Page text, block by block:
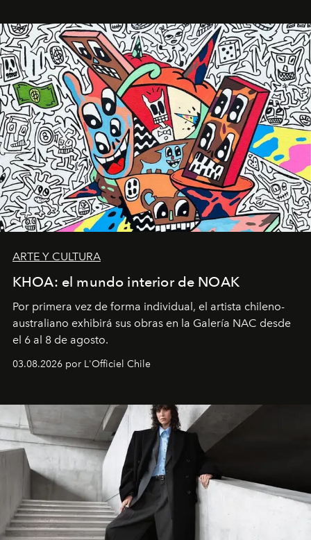
ARTE Y CULTURA
KHOA: el mundo interior de NOAK
Por primera vez de forma individual, el artista chileno-
australiano exhibirá sus obras en la Galería NAC desde
el 6 al 8 de agosto.
03.08.2026 por L'Officiel Chile